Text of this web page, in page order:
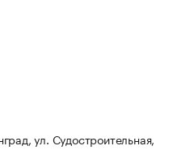
ул. Судостроительная,